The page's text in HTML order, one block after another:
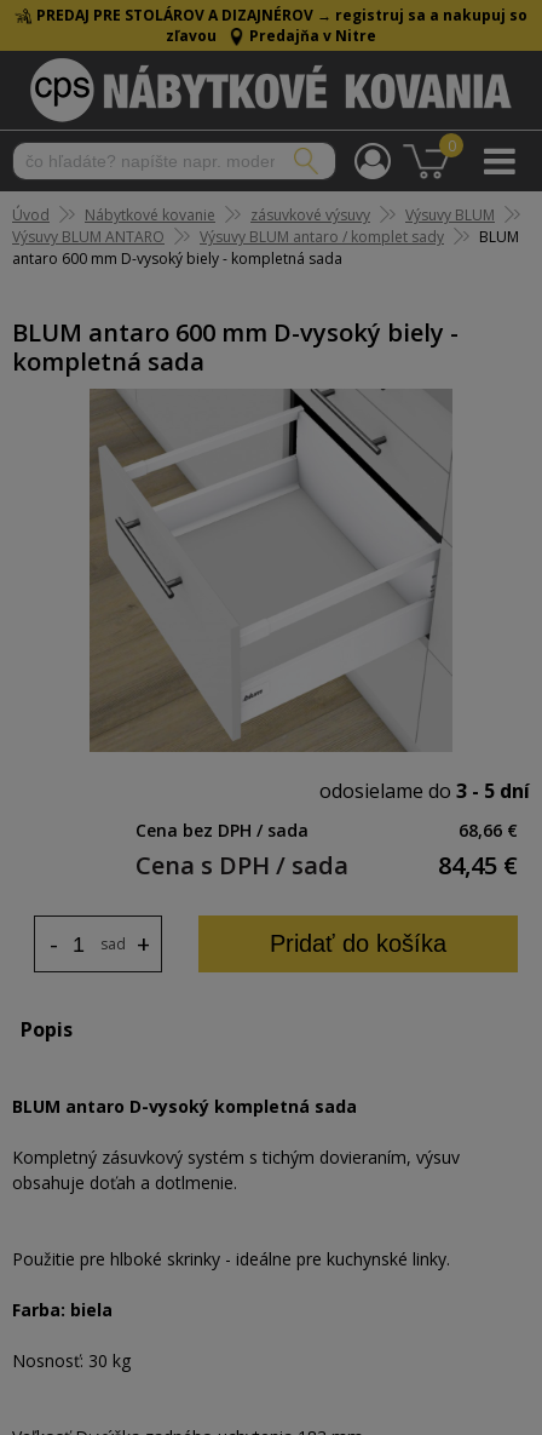
PREDAJ PRE STOLÁROV A DIZAJNÉROV → registruj sa a nakupuj so
zľavou
Predajňa v Nitre
0
Úvod Nábytkové kovanie zásuvkové výsuvy
Výsuvy BLUM
Výsuvy BLUM ANTARO
Výsuvy BLUM antaro / komplet sady
BLUM
antaro 600 mm D-vysoký biely - kompletná sada
BLUM antaro 600 mm D-vysoký biely -
kompletná sada
odosielame do 3 - 5 dní
Cena bez DPH / sada 68,66 €
Cena s DPH / sada 84,45 €
sada +
- Pridať do košíka
Popis
BLUM antaro D-vysoký kompletná sada
Kompletný zásuvkový systém s tichým dovieraním, výsuv
obsahuje doťah a dotlmenie.
Použitie pre hlboké skrinky - ideálne pre kuchynské linky.
Farba: biela
Nosnosť: 30 kg